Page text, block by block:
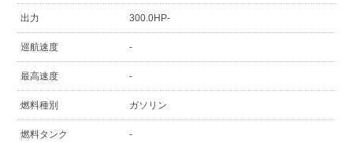
出力 300.0HP-
巡航速度 -
最高速度 -
燃料種別 ガソリン
燃料タンク -